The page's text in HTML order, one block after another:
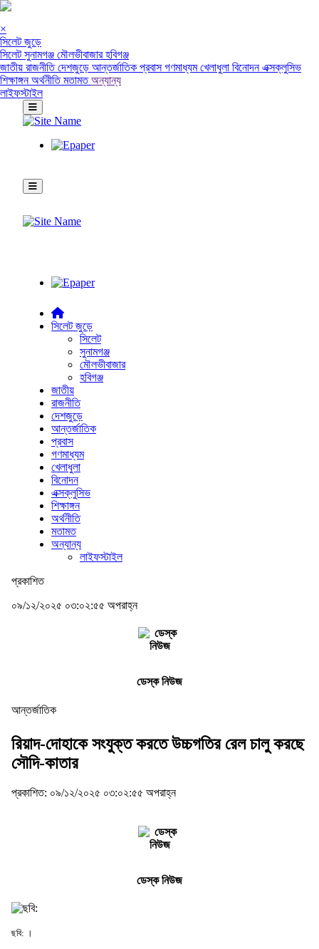
×
সিলেট জুড়ে
সিলেটসুনামগঞ্জ মৌলভীবাজারহবিগঞ্জ
জাতীয় রাজনীতিদেশজুড়ে আন্তর্জাতিক প্রবাসগণমাধ্যমখেলাধুলা বিনোদনএক্সক্লুসিভ
শিক্ষাঙ্গনঅর্থনীতিমতামতঅন্যান্য
লাইফস্টাইল
সিলেট জুড়ে
সিলেট
সুনামগঞ্জ
মৌলভীবাজার
হবিগঞ্জ
জাতীয়
রাজনীতি
দেশজুড়ে
আন্তর্জাতিক
প্রবাস
গণমাধ্যম
খেলাধুলা
বিনোদন
এক্সক্লুসিভ
শিক্ষাঙ্গন
অর্থনীতি
মতামত
অন্যান্য
লাইফস্টাইল
প্রকাশিত
০৯/১২/২০২৫ ০৩:০২:৫৫ অপরাহ্ন
ডেস্ক নিউজ
আন্তর্জাতিক
রিয়াদ-দোহাকে সংযুক্ত করতে উচ্চগতির রেল চালু করছে
সৌদি-কাতার
প্রকাশিত: ০৯/১২/২০২৫ ০৩:০২:৫৫ অপরাহ্ন
ডেস্ক নিউজ
ছবি: ।